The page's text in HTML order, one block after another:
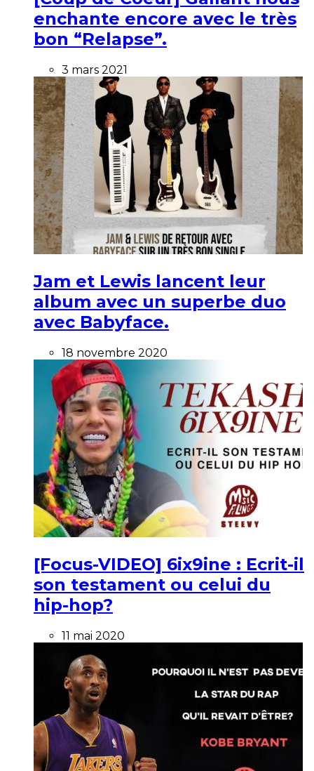
enchante encore avec le très
bon “Relapse”.
3 mars 2021
Jam et Lewis lancent leur
album avec un superbe duo
avec Babyface.
18 novembre 2020
[Focus-VIDEO] 6ix9ine : Ecrit-il
son testament ou celui du
hip-hop?
11 mai 2020